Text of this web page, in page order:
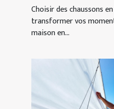
confort optimal
Choisir des chaussons
transformer vos
maison en...